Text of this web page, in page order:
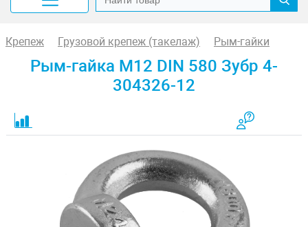
Крепеж Грузовой крепеж (такелаж) Рым-гайки
Рым-гайка M12 DIN 580 Зубр 4-
304326-12